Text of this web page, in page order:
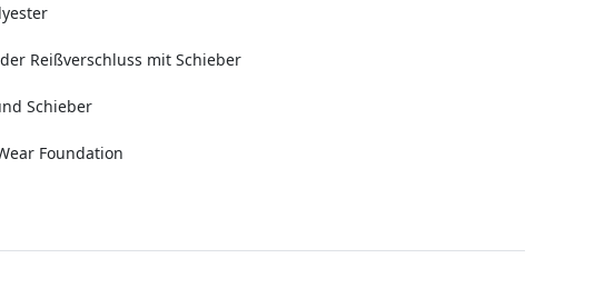
Reißverschluss mit Schieber
Schieber
Foundation